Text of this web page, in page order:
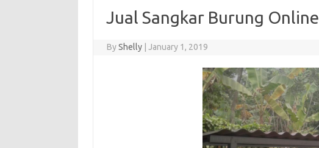
Jual Sangkar Burung Online
ByShelly January 1, 2019